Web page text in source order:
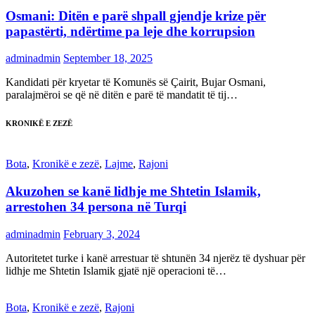
Osmani: Ditën e parë shpall gjendje krize për
papastërti, ndërtime pa leje dhe korrupsion
adminadmin September 18, 2025
Kandidati për kryetar të Komunës së Çairit, Bujar Osmani,
paralajmëroi se që në ditën e parë të mandatit të tij…
KRONIKË E ZEZË
Bota, Kronikë e zezë, Lajme, Rajoni
Akuzohen se kanë lidhje me Shtetin Islamik,
arrestohen 34 persona në Turqi
adminadmin February 3, 2024
Autoritetet turke i kanë arrestuar të shtunën 34 njerëz të dyshuar për
lidhje me Shtetin Islamik gjatë një operacioni të…
Bota, Kronikë e zezë, Rajoni